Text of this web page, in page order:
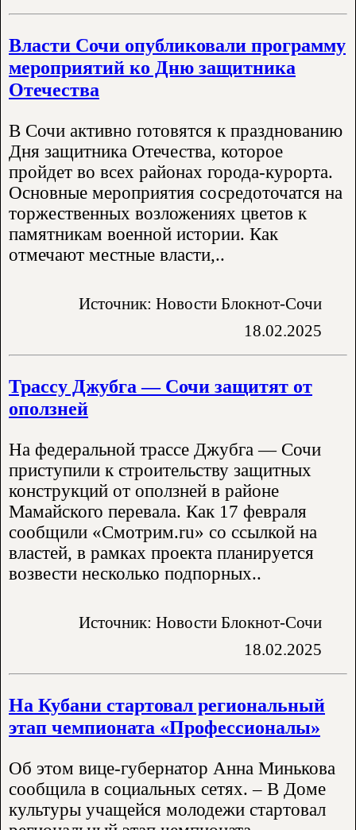
Власти Сочи опубликовали программу
мероприятий ко Дню защитника
Отечества
В Сочи активно готовятся к празднованию
Дня защитника Отечества, которое
пройдет во всех районах города-курорта.
Основные мероприятия сосредоточатся на
торжественных возложениях цветов к
памятникам военной истории. Как
отмечают местные власти,..
Источник: Новости Блокнот-Сочи
18.02.2025
Трассу Джубга — Сочи защитят от
оползней
На федеральной трассе Джубга — Сочи
приступили к строительству защитных
конструкций от оползней в районе
Мамайского перевала. Как 17 февраля
сообщили «Смотрим.ru» со ссылкой на
властей, в рамках проекта планируется
возвести несколько подпорных..
Источник: Новости Блокнот-Сочи
18.02.2025
На Кубани стартовал региональный
этап чемпионата «Профессионалы»
Об этом вице-губернатор Анна Минькова
сообщила в социальных сетях. – В Доме
культуры учащейся молодежи стартовал